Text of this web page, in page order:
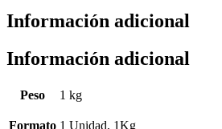
Información adicional
Información adicional
Peso 1 kg
Formato 1 Unidad, 1Kg